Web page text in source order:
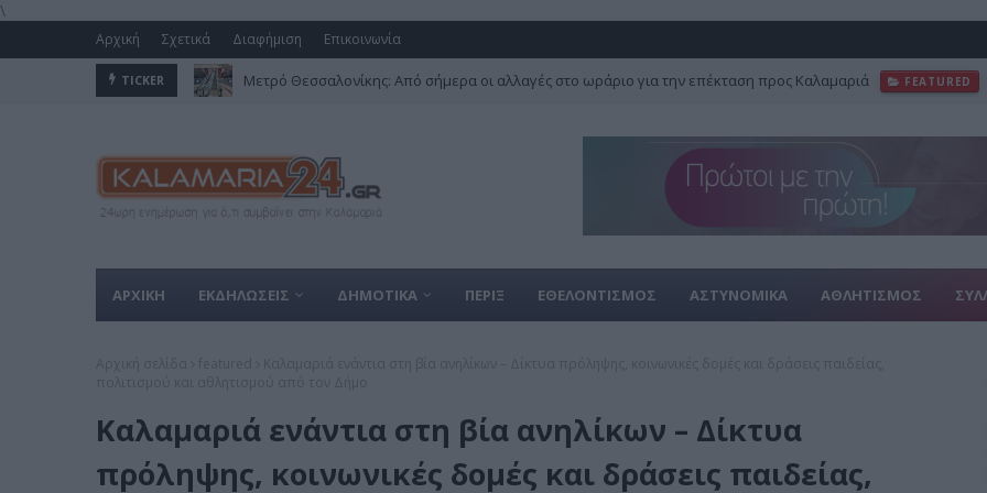
\
Αρχική Σχετικά Διαφήμιση Επικοινωνία
TICKER Μετρό Θεσσαλονίκης: Από σήμερα οι αλλαγές στο ωράριο για την επέκταση προς Καλαμαριά FEATURED
ΑΡΧΙΚΗ ΕΚΔΗΛΩΣΕΙΣ ΔΗΜΟΤΙΚΑ ΠΕΡΙΞ ΕΘΕΛΟΝΤΙΣΜΟΣ ΑΣΤΥΝΟΜΙΚΑ ΑΘΛΗΤΙΣΜΟΣ
Καλαμαριά ενάντια στη βία ανηλίκων – Δίκτυα
πρόληψης, κοινωνικές δομές και δράσεις παιδείας,